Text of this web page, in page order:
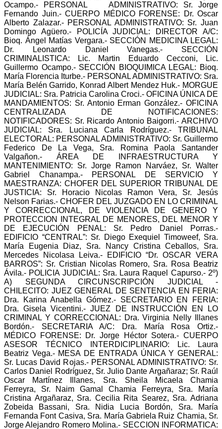
Ocampo.- PERSONAL ADMINISTRATIVO: Sr. Jorge
Fernando Juin.- CUERPO MÉDICO FORENSE: Dr. Oscar
Alberto Zalazar.- PERSONAL ADMINISTRATIVO: Sr. Juan
Domingo Agüero.- POLICÍA JUDICIAL: DIRECTOR A/C:
Bioq. Ángel Matías Vergara.- SECCIÓN MEDICINA LEGAL:
Dr. Leonardo Daniel Vanegas.- SECCIÓN
CRIMINALISTICA: Lic. Martin Eduardo Cecconi, Lic.
Guillermo Ocampo.- SECCIÓN BIOQUIMICA LEGAL: Bioq.
María Florencia Iturbe.- PERSONAL ADMINISTRATIVO: Sra.
María Belén Garrido, Konrad Albert Mendez Huk.- MORGUE
JUDICIAL: Sra. Patricia Carolina Croci.- OFICINA ÚNICA DE
MANDAMIENTOS: Sr. Antonio Erman González.- OFICINA
CENTRALIZADA DE NOTIFICACIONES:
NOTIFICADORES: Sr. Ricardo Antonio Baigorri.- ARCHIVO
JUDICIAL: Sra. Luciana Carla Rodríguez.- TRIBUNAL
ELECTORAL: PERSONAL ADMINISTRATIVO: Sr. Guillermo
Federico De La Vega, Sra. Romina Paola Santander
Valgañon.- ÁREA DE INFRAESTRUCTURA Y
MANTENIMIENTO: Sr. Jorge Ramon Narváez, Sr. Walter
Gabriel Chanampa.- PERSONAL DE SERVICIO Y
MAESTRANZA: CHOFER DEL SUPERIOR TRIBUNAL DE
JUSTICIA: Sr. Horacio Nicolas Ramon Vera, Sr. Jesús
Nelson Farias.- CHOFER DEL JUZGADO EN LO CRIMINAL
Y CORRECCIONAL, DE VIOLENCIA DE GENERO Y
PROTECCION INTEGRAL DE MENORES, DEL MENOR Y
DE EJECUCIÓN PENAL: Sr. Pedro Daniel Porras.-
EDIFICIO “CENTRAL”: Sr. Diego Exequiel Timoweef, Sra.
María Eugenia Diaz, Sra. Nancy Cristina Ceballos, Sra.
Mercedes Nicolasa Leiva.- EDIFICIO “Dr. OSCAR VERA
BARROS”: Sr. Cristian Nicolas Romero, Sra. Rosa Beatriz
Ávila.- POLICIA JUDICIAL: Sra. Laura Raquel Capurso.- 2º)
A) SEGUNDA CIRCUNSCRIPCIÓN JUDICIAL -
CHILECITO: JUEZ GENERAL DE SENTENCIA EN FERIA:
Dra. Karina Anabella Gómez.- SECRETARIO EN FERIA:
Dra. Gisela Vicentini.- JUEZ DE INSTRUCCIÓN EN LO
CRIMINAL Y CORRECCIONAL: Dra. Virginia Nelly Illanes
Bordón.- SECRETARIA A/C: Dra. María Rosa Ortiz.-
MÉDICO FORENSE: Dr. Jorge Héctor Sotera.- CUERPO
ASESOR TÉCNICO INTERDICIPLINARIO: Lic. Laura
Beatriz Vega.- MESA DE ENTRADA ÚNICA Y GENERAL:
Sr. Lucas David Rojas.- PERSONAL ADMINISTRATIVO: Sr.
Carlos Daniel Rodríguez, Sr. Julio Dante Argañaraz; Sr. Raúl
Oscar Martínez Illanes, Sra. Sheila Micaela Chamia
Ferreyra, Sr. Naim Gamal Chamia Ferreyra, Sra. María
Cristina Argañaraz, Sra. Cecilia Rita Searez, Sra. Adriana
Zobeida Bassani, Sra. Nidia Lucia Bordón, Sra. María
Fernanda Font Casiva, Sra. María Gabriela Ruiz Chamia, Sr.
Jorge Alejandro Romero Molina.- SECCION INFORMATICA: